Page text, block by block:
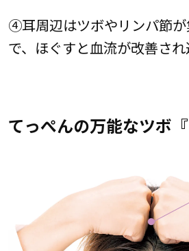
④耳周辺はツボやリンパ節が
で、ほぐすと血流が改善され
てっぺんの万能なツボ